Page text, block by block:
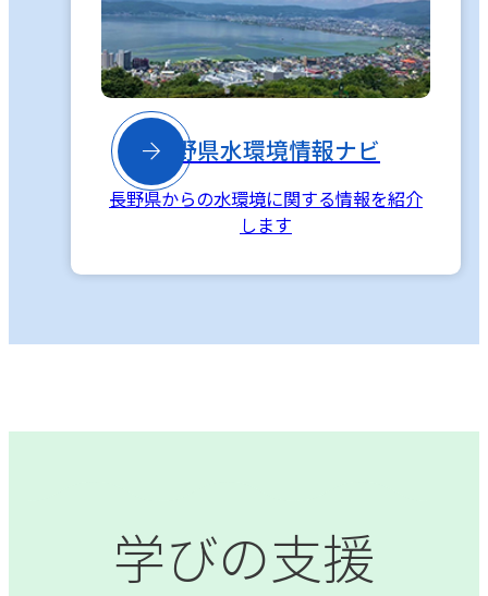
長野県水環境情報ナビ
長野県からの水環境に関する情報を紹介
します
学びの支援